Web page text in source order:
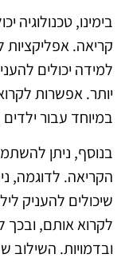
בימינו, טכנולוגיה
קריאה. אפליקציות
למידה יכולים
יותר. אפשרות
במיוחד עבור
בנוסף, ניתן
הקריאה. לדוגמה,
שיכולים להעניק
לקרוא אותם, ובכך
ובדמויות. השילוב